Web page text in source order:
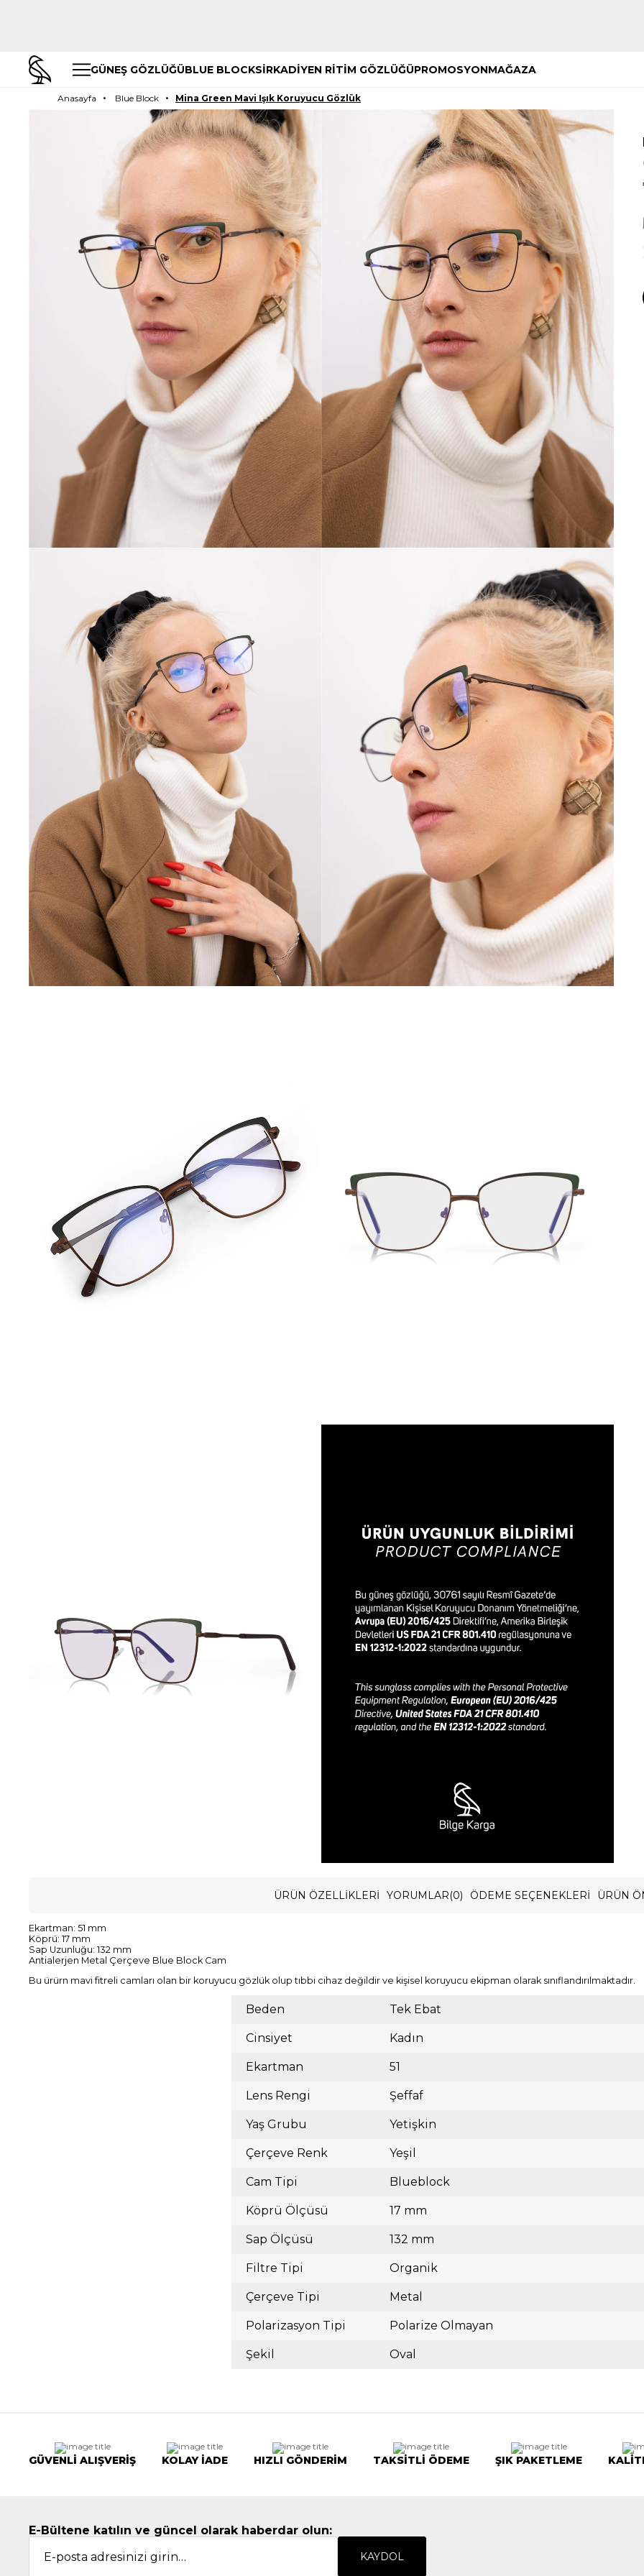
GÜNEŞ GÖZLÜĞÜBLUE BLOCKSİRKADİYEN RİTİM GÖZLÜĞÜPROMOSYONMAĞAZA
Anasayfa Blue Block Mina Green Mavi Işık Koruyucu Gözlük
ÜRÜN ÖZELLIKLERI YORUMLAR(0) ÖDEME SEÇENEKLERI ÜRÜN
Ekartman: 51 mm
Köprü: 17 mm
Sap Uzunluğu: 132 mm
Antialerjen Metal Çerçeve Blue Block Cam
Bu ürürn mavi fitreli camları olan bir koruyucu gözlük olup tıbbi cihaz değildir ve kişisel koruyucu ekipman olarak sınıflandırılmaktadır.
Beden Tek Ebat
Cinsiyet Kadın
Ekartman 51
Lens Rengi Şeffaf
Yaş Grubu Yetişkin
Çerçeve Renk Yeşil
Cam Tipi Blueblock
Köprü Ölçüsü 17 mm
Sap Ölçüsü 132 mm
Filtre Tipi Organik
Çerçeve Tipi Metal
Polarizasyon Tipi Polarize Olmayan
Şekil Oval
GÜVENLİ ALIŞVERİŞ KOLAY İADE HIZLI GÖNDERİM TAKSİTLİ ÖDEME ŞIK PAKETLEME
E-Bültene katılın ve güncel olarak haberdar olun:
KAYDOL